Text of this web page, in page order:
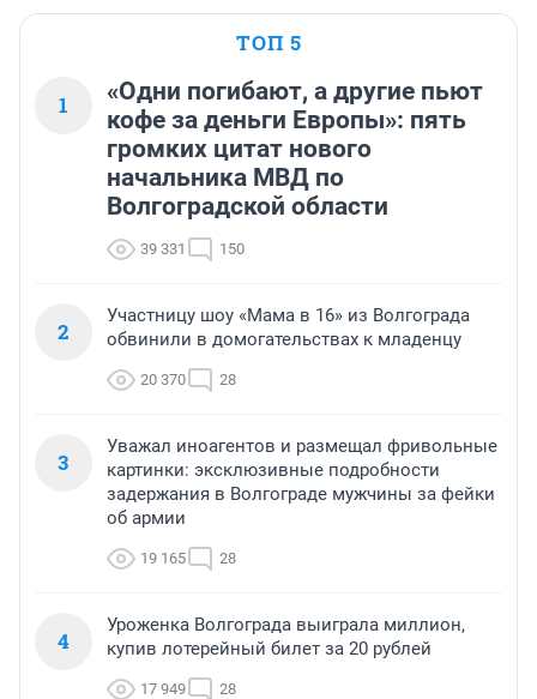
ТОП 5
1
«Одни погибают, а другие пьют
кофе за деньги Европы»: пять
громких цитат нового
начальника МВД по
Волгоградской области
39 331 150
2
Участницу шоу «Мама в 16» из Волгограда
обвинили в домогательствах к младенцу
20 370 28
3
Уважал иноагентов и размещал фривольные
картинки: эксклюзивные подробности
задержания в Волгограде мужчины за фейки
об армии
19 165 28
4
Уроженка Волгограда выиграла миллион,
купив лотерейный билет за 20 рублей
17 949 28